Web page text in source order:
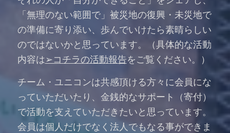
「無理のない範囲で」被災地の復興・未災地で
の準備に寄り添い、歩んでいけたら素晴らしい
のではないかと思っています。（具体的な活動
内容は➢コチラの活動報告をご覧ください。）
チーム・ユニコンは共感頂ける方々に会員にな
っていただいたり、金銭的なサポート（寄付）
で活動を支えていただきたいと思っています。
会員は個人だけでなく法人でもなる事ができま